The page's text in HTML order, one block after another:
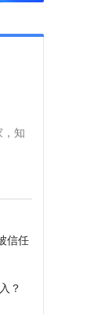
知
信任
？